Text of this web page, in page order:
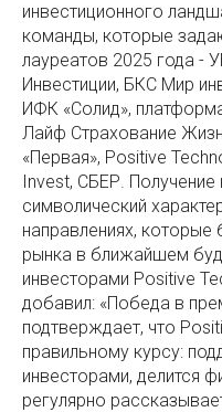
инвестиционного
команды, которые
лауреатов 2025 года -
Инвестиции, БКС Мир
ИФК «Солид»,
Лайф Страхование
«Первая», Positive
Invest, СБЕР. Получение
символический
направлениях, которые
рынка в ближайшем
инвесторами Positive
добавил: «Победа в
подтверждает, что
правильному курсу:
инвесторами, делится
регулярно